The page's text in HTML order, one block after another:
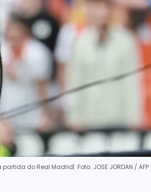
do Real Madrid| Foto: JOSE JORDAN / AFP